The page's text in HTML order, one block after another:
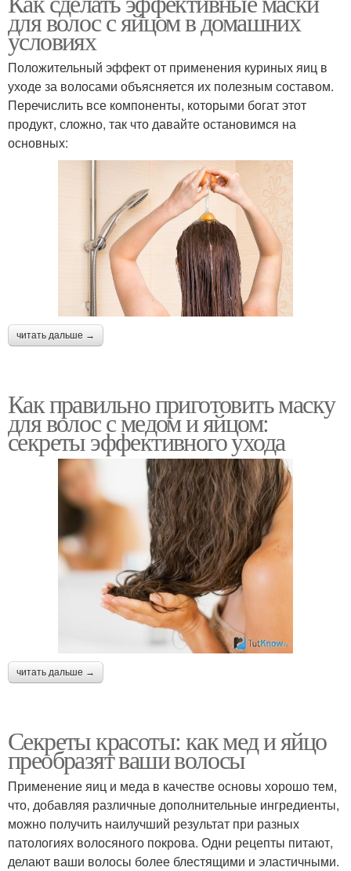
для волос с яйцом в домашних
условиях
Положительный эффект от применения куриных яиц в
уходе за волосами объясняется их полезным составом.
Перечислить все компоненты, которыми богат этот
продукт, сложно, так что давайте остановимся на
основных:
читать дальше →
Как правильно приготовить маску
для волос с медом и яйцом:
секреты эффективного ухода
читать дальше →
Секреты красоты: как мед и яйцо
преобразят ваши волосы
Применение яиц и меда в качестве основы хорошо тем,
что, добавляя различные дополнительные ингредиенты,
можно получить наилучший результат при разных
патологиях волосяного покрова. Одни рецепты питают,
делают ваши волосы более блестящими и эластичными.